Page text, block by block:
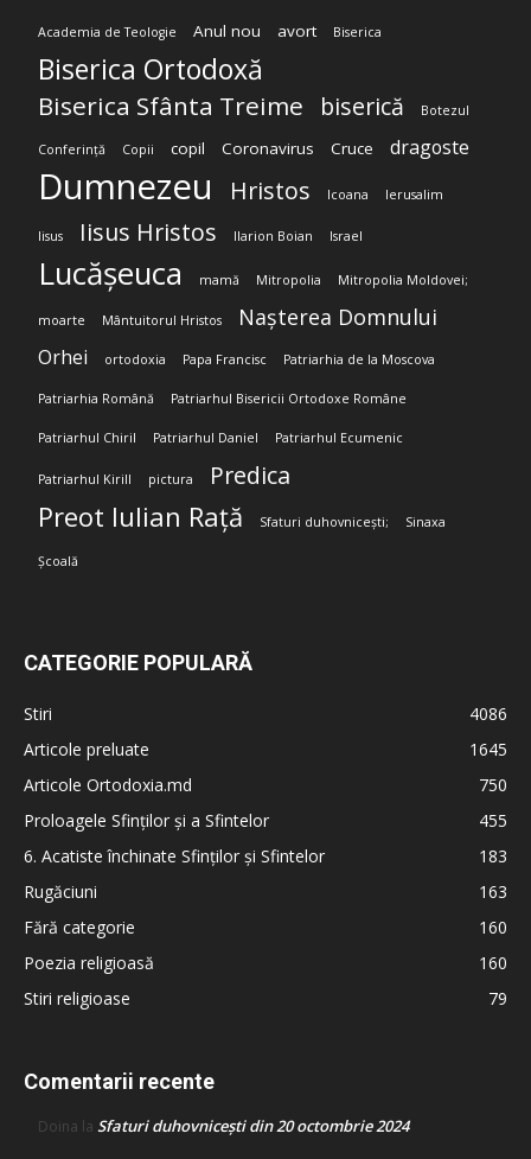
Academia de Teologie Anul nou avort Biserica
Biserica Ortodoxă
Biserica Sfânta Treime biserică Botezul
Conferință Copii copil Coronavirus Cruce dragoste
Dumnezeu Hristos Icoana Ierusalim
Iisus Iisus Hristos Ilarion Boian Israel
Lucășeuca mamă Mitropolia Mitropolia Moldovei;
moarte Mântuitorul Hristos Nașterea Domnului
Orhei ortodoxia Papa Francisc Patriarhia de la Moscova
Patriarhia Română Patriarhul Bisericii Ortodoxe Române
Patriarhul Chiril Patriarhul Daniel Patriarhul Ecumenic
Patriarhul Kirill pictura Predica
Preot Iulian Rață Sfaturi duhovnicești; Sinaxa
Școală
CATEGORIE POPULARĂ
Stiri
4086
Articole preluate
1645
Articole Ortodoxia.md
750
Proloagele Sfinților și a Sfintelor
455
6. Acatiste închinate Sfinților și Sfintelor
183
Rugăciuni
163
Fără categorie
160
Poezia religioasă
160
Stiri religioase
79
Comentarii recente
Doina la Sfaturi duhovnicești din 20 octombrie 2024